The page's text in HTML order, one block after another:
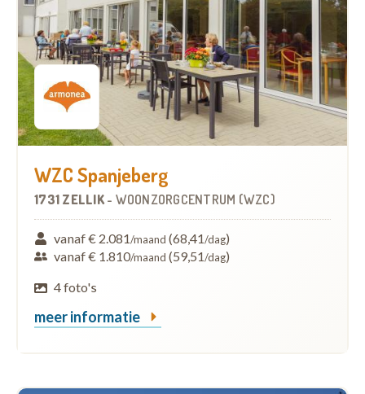
WZC Spanjeberg
1731 ZELLIK- WOONZORGCENTRUM (WZC)
vanaf € 2.081/maand (68,41/dag)
vanaf € 1.810/maand (59,51/dag)
4 foto's
meer informatie